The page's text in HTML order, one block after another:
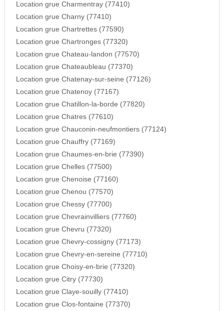
Location grue Charmentray (77410)
Location grue Charny (77410)
Location grue Chartrettes (77590)
Location grue Chartronges (77320)
Location grue Chateau-landon (77570)
Location grue Chateaubleau (77370)
Location grue Chatenay-sur-seine (77126)
Location grue Chatenoy (77167)
Location grue Chatillon-la-borde (77820)
Location grue Chatres (77610)
Location grue Chauconin-neufmontiers (77124)
Location grue Chauffry (77169)
Location grue Chaumes-en-brie (77390)
Location grue Chelles (77500)
Location grue Chenoise (77160)
Location grue Chenou (77570)
Location grue Chessy (77700)
Location grue Chevrainvilliers (77760)
Location grue Chevru (77320)
Location grue Chevry-cossigny (77173)
Location grue Chevry-en-sereine (77710)
Location grue Choisy-en-brie (77320)
Location grue Citry (77730)
Location grue Claye-souilly (77410)
Location grue Clos-fontaine (77370)